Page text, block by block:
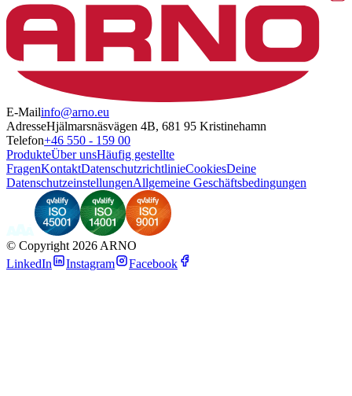
E-Mailinfo@arno.eu
AdresseHjälmarsnäsvägen 4B, 681 95 Kristinehamn
Telefon+46 550 - 159 00
ProdukteÜber unsHäufig gestellte
FragenKontaktDatenschutzrichtlinieCookiesDeine
DatenschutzeinstellungenAllgemeine Geschäftsbedingungen
© Copyright 2026 ARNO
LinkedIn
Instagram Facebook